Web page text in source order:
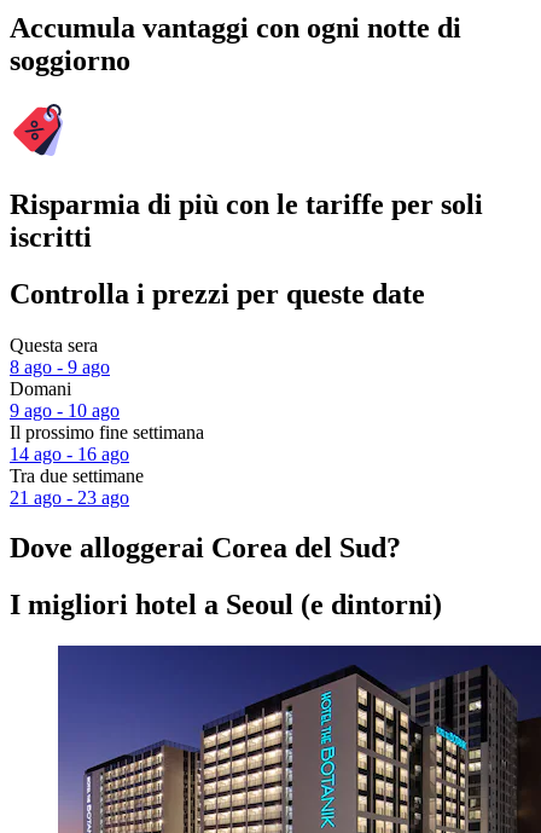
Accumula vantaggi con ogni notte di
soggiorno
Risparmia di più con le tariffe per soli
iscritti
Controlla i prezzi per queste date
Questa sera
8 ago - 9 ago
Domani
9 ago - 10 ago
Il prossimo fine settimana
14 ago - 16 ago
Tra due settimane
21 ago - 23 ago
Dove alloggerai Corea del Sud?
I migliori hotel a Seoul (e dintorni)